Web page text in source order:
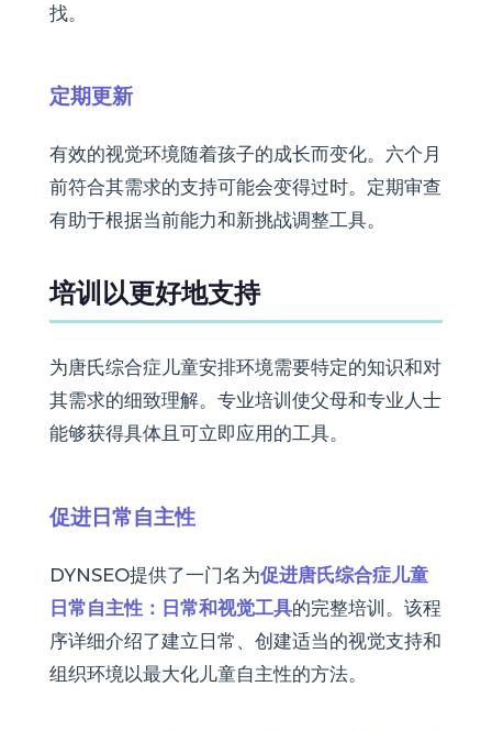
找。
定期更新
有效的视觉环境随着孩子的成长而变化。六个月
前符合其需求的支持可能会变得过时。定期审查
有助于根据当前能力和新挑战调整工具。
培训以更好地支持
为唐氏综合症儿童安排环境需要特定的知识和对
其需求的细致理解。专业培训使父母和专业人士
能够获得具体且可立即应用的工具。
促进日常自主性
DYNSEO提供了一门名为促进唐氏综合症儿童
日常自主性：日常和视觉工具的完整培训。该程
序详细介绍了建立日常、创建适当的视觉支持和
组织环境以最大化儿童自主性的方法。